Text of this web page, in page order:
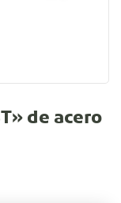
de acero